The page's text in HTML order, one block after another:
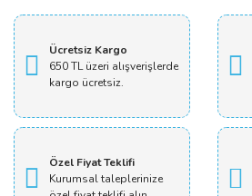
Ücretsiz Kargo
650 TL üzeri alışverişlerde
kargo ücretsiz.
Özel Fiyat Teklifi
Kurumsal taleplerinize